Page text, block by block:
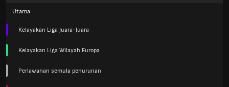
Utama
Kelayakan Liga Juara-Juara
Kelayakan Liga Wilayah Europa
Perlawanan semula penurunan